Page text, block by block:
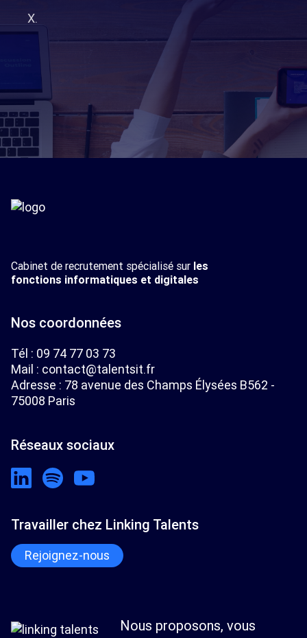
X.
Cabinet de recrutement spécialisé sur les
fonctions informatiques et digitales
Nos coordonnées
Tél : 09 74 77 03 73
Mail : contact@talentsit.fr
Adresse : 78 avenue des Champs Élysées B562 -
75008 Paris
Réseaux sociaux
Travailler chez Linking Talents
Rejoignez-nous
Nous proposons, vous